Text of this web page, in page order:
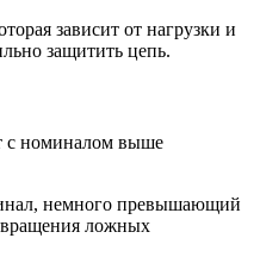
зависит от нагрузки и
защитить цепь.
с номиналом выше
немного превышающий
ложных